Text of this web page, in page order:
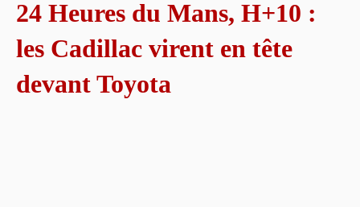
24 Heures du Mans, H+10 :
les Cadillac virent en tête
devant Toyota